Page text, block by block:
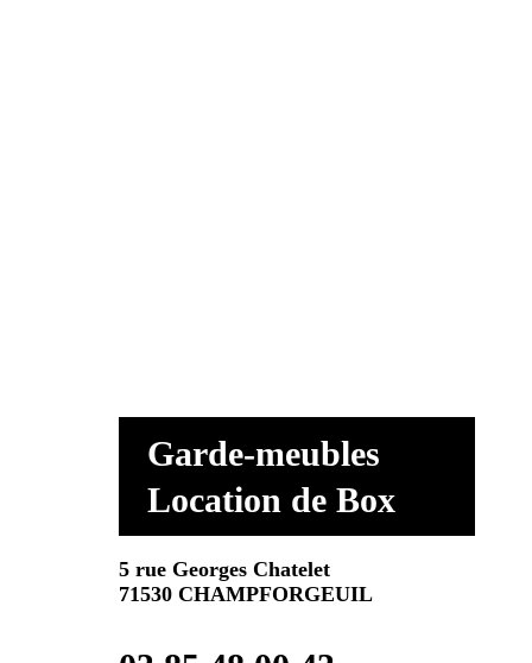
Garde-meubles
Location de Box
5 rue Georges Chatelet
71530 CHAMPFORGEUIL